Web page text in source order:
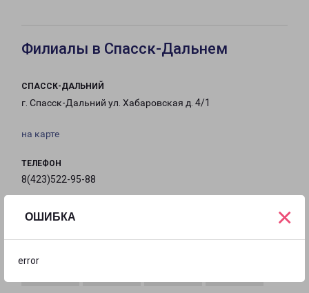
ОШИБКА
error
×
Филиалы в Спасск-Дальнем
СПАССК-ДАЛЬНИЙ
г. Спасск-Дальний ул. Хабаровская д. 4/1
на карте
ТЕЛЕФОН
8(423)522-95-88